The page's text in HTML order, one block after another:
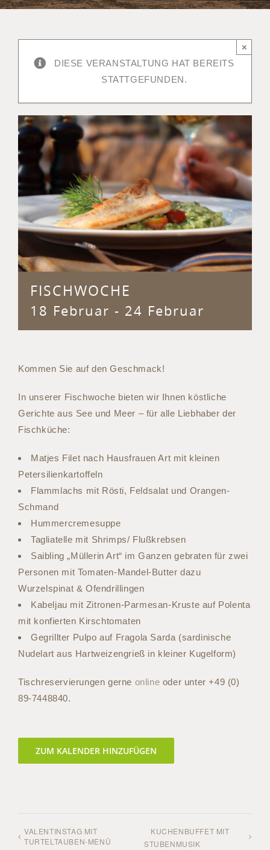
DIESE VERANSTALTUNG HAT BEREITS
STATTGEFUNDEN.
×
FISCHWOCHE
18 Februar - 24 Februar
Kommen Sie auf den Geschmack!
In unserer Fischwoche bieten wir Ihnen köstliche
Gerichte aus See und Meer – für alle Liebhaber der
Fischküche:
Matjes Filet nach Hausfrauen Art mit kleinen
Petersilienkartoffeln
Flammlachs mit Rösti, Feldsalat und Orangen-
Schmand
Hummercremesuppe
Tagliatelle mit Shrimps/ Flußkrebsen
Saibling „Müllerin Art“ im Ganzen gebraten für zwei
Personen mit Tomaten-Mandel-Butter dazu
Wurzelspinat & Ofendrillingen
Kabeljau mit Zitronen-Parmesan-Kruste auf Polenta
mit konfierten Kirschtomaten
Gegrillter Pulpo auf Fragola Sarda (sardinische
Nudelart aus Hartweizengrieß in kleiner Kugelform)
Tischreservierungen gerne online oder unter +49 (0)
89-7448840.
ZUM KALENDER HINZUFÜGEN
VALENTINSTAG MIT
TURTELTAUBEN-MENÜ
KUCHENBUFFET MIT
STUBENMUSIK